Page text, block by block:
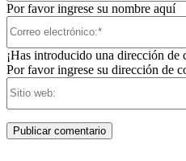
Por favor ingrese su nombre aquí
¡Has introducido una dirección de
Por favor ingrese su dirección de